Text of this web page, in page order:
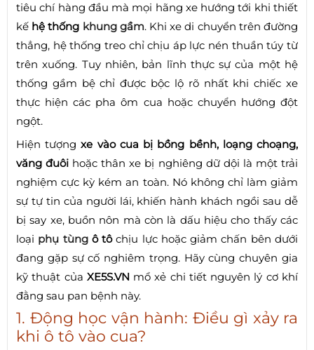
tiêu chí hàng đầu mà mọi hãng xe hướng tới khi thiết
kế hệ thống khung gầm. Khi xe di chuyển trên đường
thẳng, hệ thống treo chỉ chịu áp lực nén thuần túy từ
trên xuống. Tuy nhiên, bản lĩnh thực sự của một hệ
thống gầm bệ chỉ được bộc lộ rõ nhất khi chiếc xe
thực hiện các pha ôm cua hoặc chuyển hướng đột
ngột.
Hiện tượngxe vào cua bị bồng bềnh, loạng choạng,
văng đuôi hoặc thân xe bị nghiêng dữ dội là một trải
nghiệm cực kỳ kém an toàn. Nó không chỉ làm giảm
sự tự tin của người lái, khiến hành khách ngồi sau dễ
bị say xe, buồn nôn mà còn là dấu hiệu cho thấy các
loại phụ tùngô tôchịu lực hoặc giảm chấn bên dưới
đang gặp sự cố nghiêm trọng. Hãy cùng chuyên gia
kỹ thuật của XE5S.VNmổ xẻ chi tiết nguyên lý cơ khí
đằng sau pan bệnh này.
1. Động học vận hành: Điều gì xảy ra
khi ô tô vào cua?